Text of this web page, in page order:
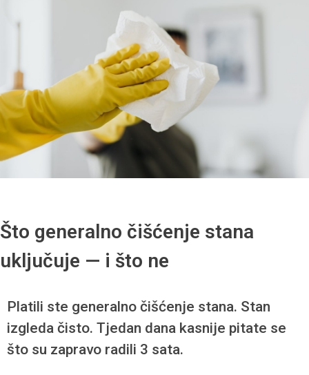
Što generalno čišćenje stana
uključuje — i što ne
Platili ste generalno čišćenje stana. Stan
izgleda čisto. Tjedan dana kasnije pitate se
što su zapravo radili 3 sata.